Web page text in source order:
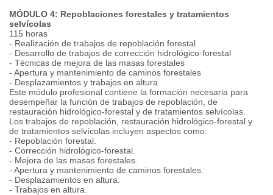
MÓDULO 4: Repoblaciones forestales y tratamientos
selvícolas
115 horas
- Realización de trabajos de repoblación forestal
- Desarrollo de trabajos de corrección hidrológico-forestal
- Técnicas de mejora de las masas forestales
- Apertura y mantenimiento de caminos forestales
- Desplazamientos y trabajos en altura
Este módulo profesional contiene la formación necesaria para
desempeñar la función de trabajos de repoblación, de
restauración hidrológico-forestal y de tratamientos selvícolas.
Los trabajos de repoblación, restauración hidrológico-forestal y
de tratamientos selvícolas incluyen aspectos como:
- Repoblación forestal.
- Corrección hidrológico-forestal.
- Mejora de las masas forestales.
- Apertura y mantenimiento de caminos forestales.
- Desplazamientos en altura.
- Trabajos en altura.